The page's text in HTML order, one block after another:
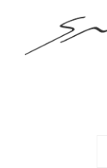
content